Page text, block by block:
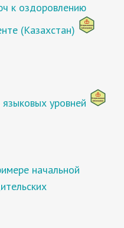
к оздоровлению
(Казахстан)
уровней
начальной